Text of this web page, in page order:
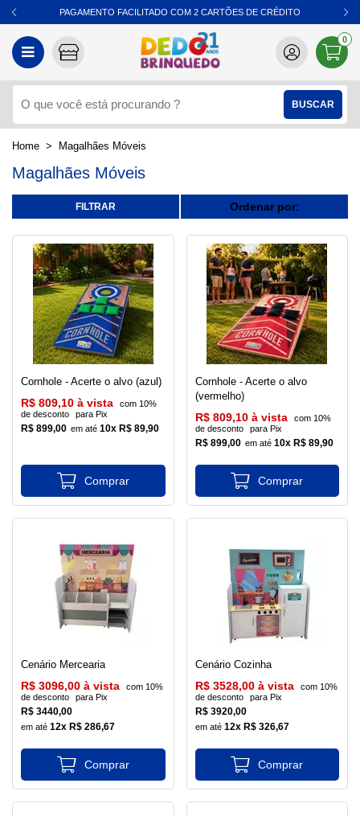
PAGAMENTO FACILITADO COM 2 CARTÕES DE CRÉDITO
0
Magalhães Móveis
Magalhães Móveis
Ordenar por:
Cornhole - Acerte o alvo (azul)
R$ 899,00 10x R$ 89,90
R$ 809,10 à vista
com 10%
de desconto
para Pix
Cornhole - Acerte o alvo
(vermelho)
R$ 899,00 10x R$ 89,90
R$ 809,10 à vista
com 10%
de desconto
para Pix
Cenário Mercearia
R$ 3440,00
12x R$ 286,67
R$ 3096,00 à vista
com 10%
de desconto
para Pix
Cenário Cozinha
R$ 3920,00
12x R$ 326,67
R$ 3528,00 à vista
com 10%
de desconto
para Pix